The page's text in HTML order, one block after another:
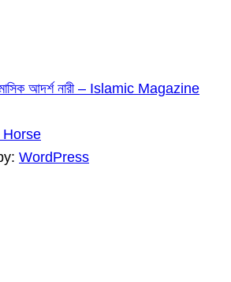
আদর্শ নারী – Islamic Magazine
WordPress